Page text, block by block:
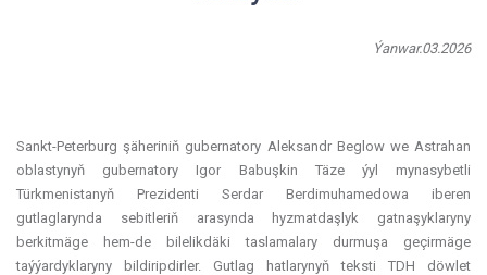
Ýanwar.03.2026
Sankt-Peterburg şäheriniň gubernatory Aleksandr Beglow we Astrahan
oblastynyň gubernatory Igor Babuşkin Täze ýyl mynasybetli
Türkmenistanyň Prezidenti Serdar Berdimuhamedowa iberen
gutlaglarynda sebitleriň arasynda hyzmatdaşlyk gatnaşyklaryny
berkitmäge hem-de bilelikdäki taslamalary durmuşa geçirmäge
taýýardyklaryny bildiripdirler. Gutlag hatlarynyň teksti TDH döwlet